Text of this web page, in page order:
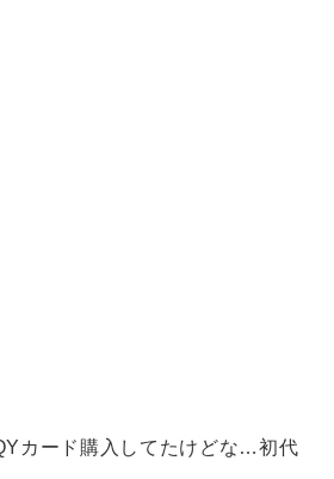
カード購入してたけどな…初代